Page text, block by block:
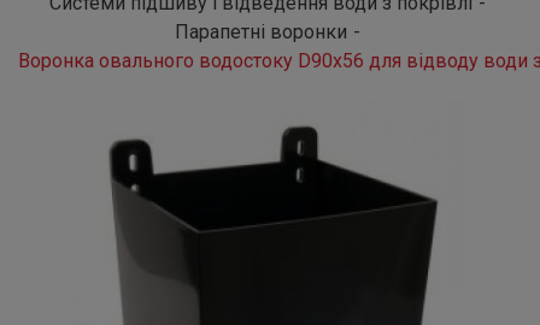
Парапетні воронки
Воронка овального водостоку D90х56 для відводу води